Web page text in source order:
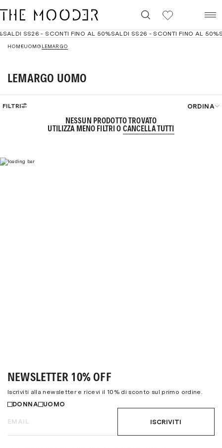
SALDI SS26 - SCONTI FINO AL 50%SALDI SS26 - SCONTI FINO AL 50%
HOMEUOMO LEMARGO
LEMARGO UOMO
FILTRI ORDINA
Cancella
Best seller
NESSUN PRODOTTO TROVATO
UTILIZZA MENO FILTRI O CANCELLA TUTTI
NEWSLETTER 10% OFF
Iscriviti alla newsletter e ricevi il 10% di sconto sul primo ordine.
DONNA
UOMO
ISCRIVITI